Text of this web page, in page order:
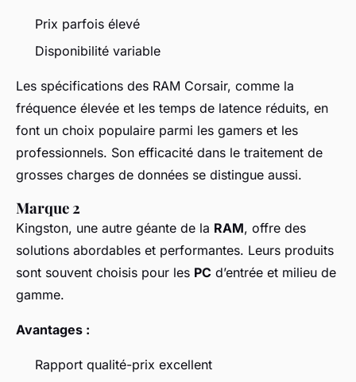
Prix parfois élevé
Disponibilité variable
Les spécifications des RAM Corsair, comme la
fréquence élevée et les temps de latence réduits, en
font un choix populaire parmi les gamers et les
professionnels. Son efficacité dans le traitement de
grosses charges de données se distingue aussi.
Marque 2
Kingston, une autre géante de la RAM, offre des
solutions abordables et performantes. Leurs produits
sont souvent choisis pour les PC d’entrée et milieu de
gamme.
Avantages :
Rapport qualité-prix excellent